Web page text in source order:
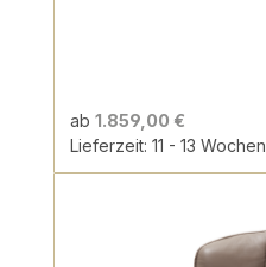
ab 1.859,00 €
Lieferzeit: 11 - 13 Wochen